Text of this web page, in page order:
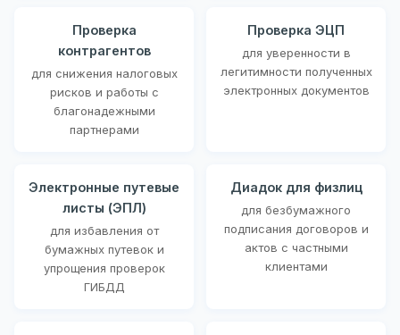
Проверка
контрагентов
для снижения налоговых
рисков и работы с
благонадежными
партнерами
Проверка ЭЦП
для уверенности в
легитимности полученных
электронных документов
Электронные путевые
листы (ЭПЛ)
для избавления от
бумажных путевок и
упрощения проверок
ГИБДД
Диадок для физлиц
для безбумажного
подписания договоров и
актов с частными
клиентами